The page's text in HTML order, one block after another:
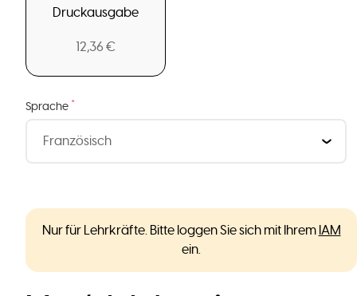
Druckausgabe
12,36 €
Sprache *
Nur für Lehrkräfte. Bitte loggen Sie sich mit Ihrem IAM
ein.